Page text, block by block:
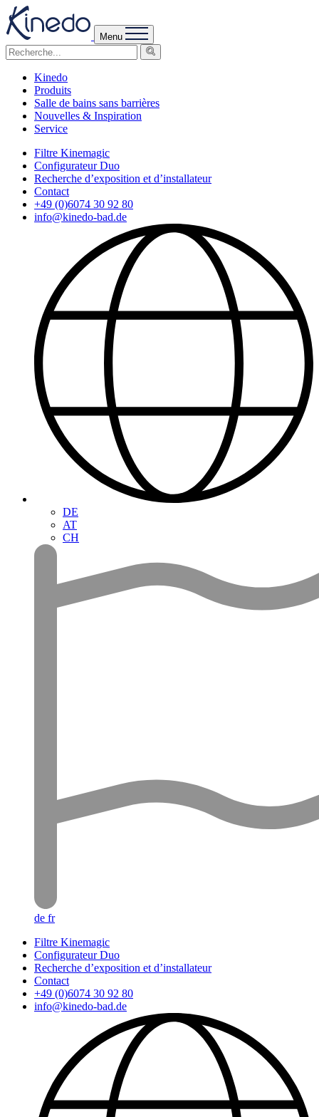
Menu
Kinedo
Produits
Salle de bains sans barrières
Nouvelles & Inspiration
Service
Filtre Kinemagic
Configurateur Duo
Recherche d’exposition et d’installateur
Contact
+49 (0)6074 30 92 80
info@kinedo-bad.de
DE
AT
CH
de fr
Filtre Kinemagic
Configurateur Duo
Recherche d’exposition et d’installateur
Contact
+49 (0)6074 30 92 80
info@kinedo-bad.de